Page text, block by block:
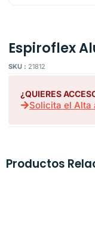
Espiroflex
SKU : 21812
¿QUIERES
Solicita el Alta
Productos